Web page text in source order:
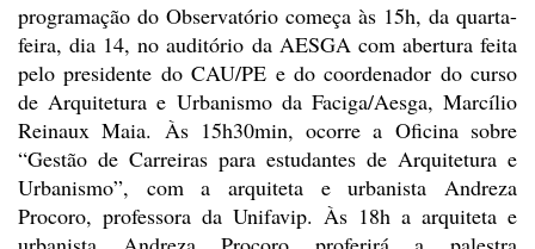
programação do Observatório começa às 15h, da quarta-
feira, dia 14, no auditório da AESGA com aberturafeita
pelo presidente do CAU/PE e do coordenador do curso
de Arquitetura e Urbanismo da Faciga/Aesga, Marcílio
Reinaux Maia. Às 15h30min, ocorre a Oficinasobre
“Gestão de Carreiras para estudantes de Arquitetura e
Urbanismo”, com a arquiteta e urbanista Andreza
Procoro, professora da Unifavip. Às 18h a arquiteta e